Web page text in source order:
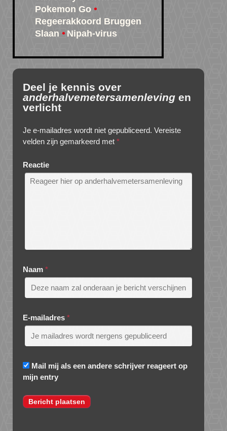
Pokemon Go
Regeerakkoord Bruggen
Slaan
Nipah-virus
Deel je kennis over
anderhalvemetersamenleving en
verlicht
Je e-mailadres wordt niet gepubliceerd. Vereiste
velden zijn gemarkeerd met *
Reactie
Naam *
E-mailadres *
Mail mij als een andere schrijver reageert op
mijn entry